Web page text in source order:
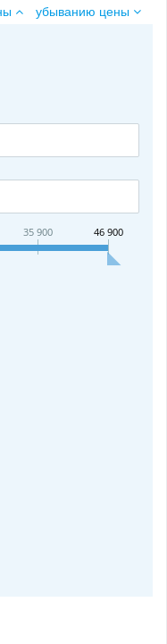
убыванию цены
35 900 46 900